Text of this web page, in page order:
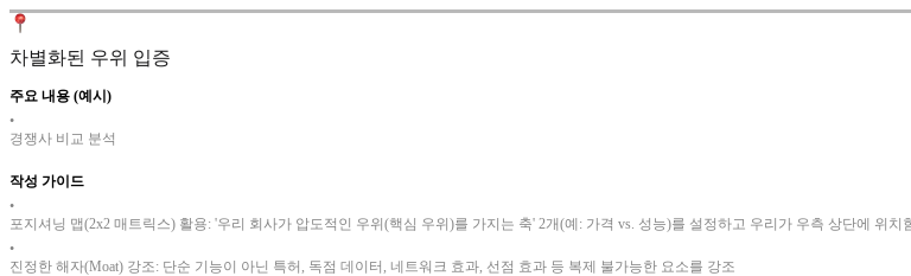
차별화된 우위 입증
주요 내용 (예시)
•
경쟁사 비교 분석
작성 가이드
•
포지셔닝 맵(2x2 매트릭스) 활용: '우리 회사가 압도적인 우위(핵심 우위)를 가지는 축' 2개(예: 가격 vs. 성능)를 설정하고 우리가 우측 상단에 위
•
진정한 해자(Moat) 강조: 단순 기능이 아닌 특허, 독점 데이터, 네트워크 효과, 선점 효과 등 복제 불가능한 요소를 강조